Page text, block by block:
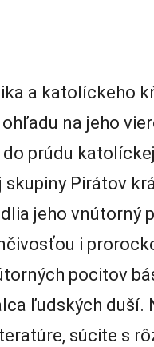
a katolíckeho
na jeho
prúdu
Pirátov
jeho vnútorný
i
pocitov
ľudských duší.
súcite s